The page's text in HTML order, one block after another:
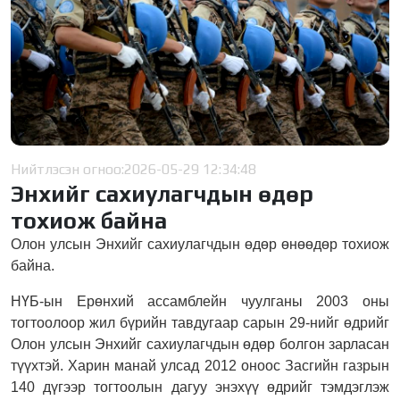
Нийтлэсэн огноо:2026-05-29 12:34:48
Энхийг сахиулагчдын өдөр
тохиож байна
Олон улсын Энхийг сахиулагчдын өдөр өнөөдөр тохиож
байна.
НҮБ-ын Ерөнхий ассамблейн чуулганы 2003 оны
тогтоолоор жил бүрийн тавдугаар сарын 29-нийг өдрийг
Олон улсын Энхийг сахиулагчдын өдөр болгон зарласан
түүхтэй. Харин манай улсад 2012 оноос Засгийн газрын
140 дүгээр тогтоолын дагуу энэхүү өдрийг тэмдэглэж